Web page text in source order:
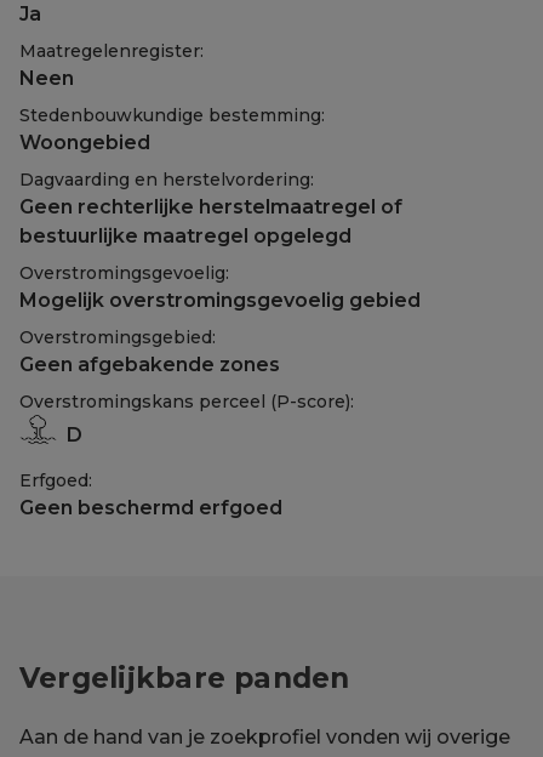
Ja
Maatregelenregister:
Neen
Stedenbouwkundige bestemming:
Woongebied
Dagvaarding en herstelvordering:
Geen rechterlijke herstelmaatregel of
bestuurlijke maatregel opgelegd
Overstromingsgevoelig:
Mogelijk overstromingsgevoelig gebied
Overstromingsgebied:
Geen afgebakende zones
Overstromingskans perceel (P-score):
D
Erfgoed:
Geen beschermd erfgoed
Vergelijkbare panden
Aan de hand van je zoekprofiel vonden wij overige